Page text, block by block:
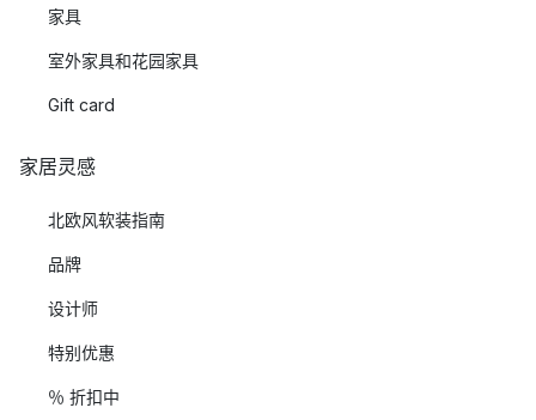
家具
室外家具和花园家具
Gift card
家居灵感
北欧风软装指南
品牌
设计师
特别优惠
％ 折扣中